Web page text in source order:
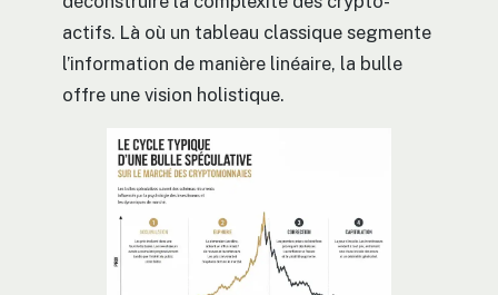
actifs. Là où un tableau classique segmente
l’information de manière linéaire, la bulle
offre une vision holistique.